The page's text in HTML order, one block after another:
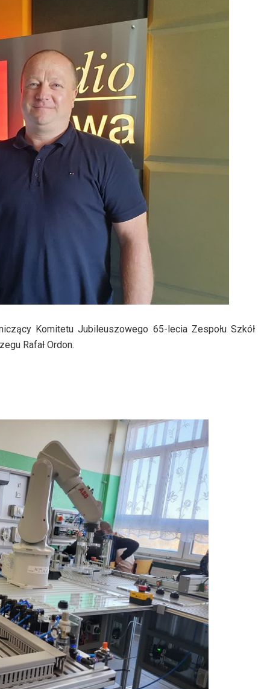
Komitetu Jubileuszowego 65-lecia Zespołu Szkół
Rafał Ordon.